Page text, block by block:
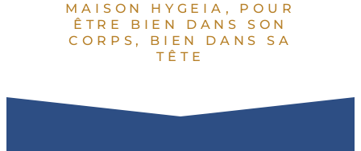
MAISON HYGEIA, POUR
ÊTRE BIEN DANS SON
CORPS, BIEN DANS SA
TÊTE